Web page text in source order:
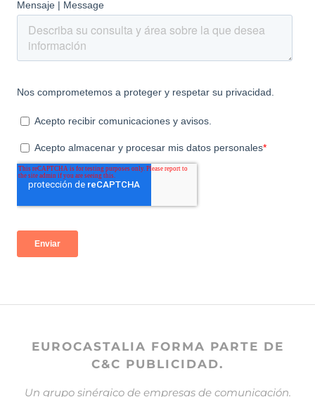
EUROCASTALIA FORMA PARTE DE
C&C PUBLICIDAD.
Un grupo sinérgico de empresas de comunicación.